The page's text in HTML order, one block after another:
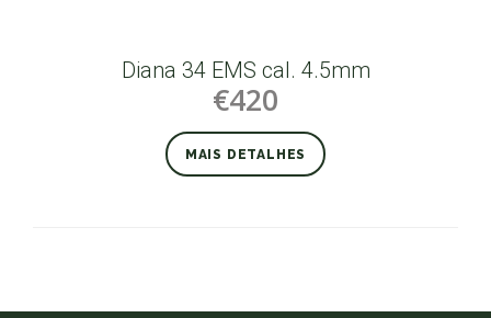
Diana 34 EMS cal. 4.5mm
€420
MAIS DETALHES